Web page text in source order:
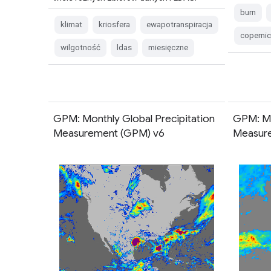
klimat kriosfera ewapotranspiracja
wilgotność ldas miesięczne
burn
GPM: Monthly Global Precipitation
Measurement (GPM) v6
GPM: